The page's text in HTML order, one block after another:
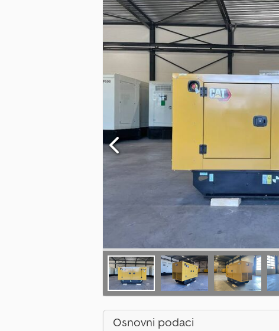
Osnovni podaci